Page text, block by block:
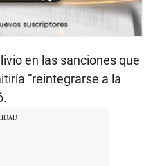
en las sanciones que
“reintegrarse a la